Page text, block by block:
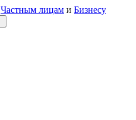
Частным лицам и Бизнесу